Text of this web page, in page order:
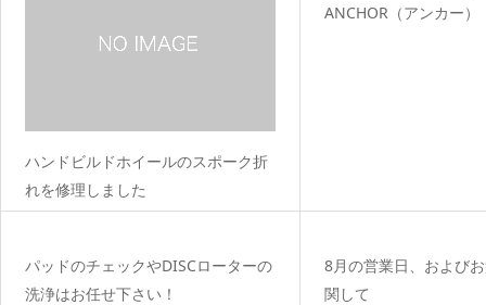
ハンドビルドホイールのスポーク折
れを修理しました
ANCHOR（アンカー
パッドのチェックやDISCローターの
洗浄はお任せ下さい！
8月の営業日、および
関して